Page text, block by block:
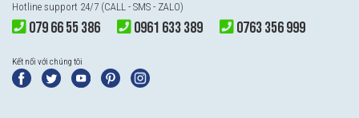
Hotline support 24/7 (CALL - SMS - ZALO)
079 66 55 386 0961 633 389 0763 356 999
Kết nối với chúng tôi